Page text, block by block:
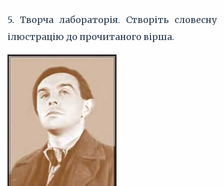
5. Творча лабораторія. Створіть словесну
ілюстрацію до прочитаного вірша.